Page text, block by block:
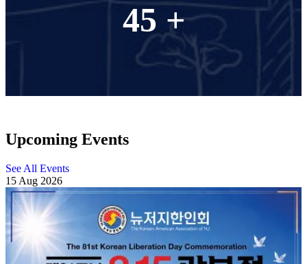
45 +
Upcoming Events
See All Events
15 Aug 2026